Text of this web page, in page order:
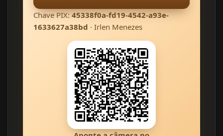
Chave PIX:45338f0a-fd19-4542-a93e-
1633627a38bd · Irlen Menezes